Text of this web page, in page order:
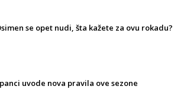
se opet nudi, šta kažete za ovu rokadu?
uvode nova pravila ove sezone